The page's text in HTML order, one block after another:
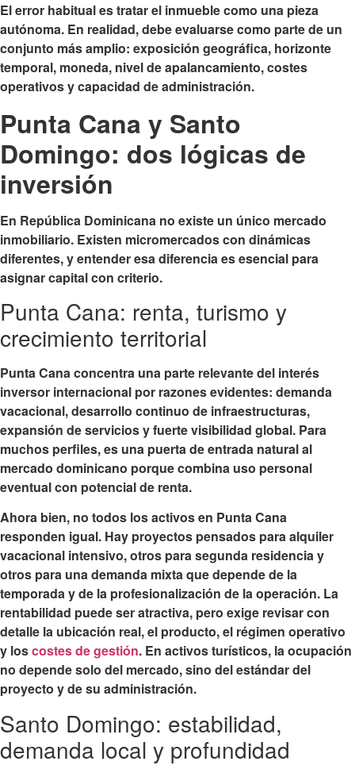
El error habitual es tratar el inmueble como una pieza
autónoma. En realidad, debe evaluarse como parte de un
conjunto más amplio: exposición geográfica, horizonte
temporal, moneda, nivel de apalancamiento, costes
operativos y capacidad de administración.
Punta Cana y Santo
Domingo: dos lógicas de
inversión
En República Dominicana no existe un único mercado
inmobiliario. Existen micromercados con dinámicas
diferentes, y entender esa diferencia es esencial para
asignar capital con criterio.
Punta Cana: renta, turismo y
crecimiento territorial
Punta Cana concentra una parte relevante del interés
inversor internacional por razones evidentes: demanda
vacacional, desarrollo continuo de infraestructuras,
expansión de servicios y fuerte visibilidad global. Para
muchos perfiles, es una puerta de entrada natural al
mercado dominicano porque combina uso personal
eventual con potencial de renta.
Ahora bien, no todos los activos en Punta Cana
responden igual. Hay proyectos pensados para alquiler
vacacional intensivo, otros para segunda residencia y
otros para una demanda mixta que depende de la
temporada y de la profesionalización de la operación. La
rentabilidad puede ser atractiva, pero exige revisar con
detalle la ubicación real, el producto, el régimen operativo
y loscostes de gestión. En activos turísticos, la ocupación
no depende solo del mercado, sino del estándar del
proyecto y de su administración.
Santo Domingo: estabilidad,
demanda local y profundidad